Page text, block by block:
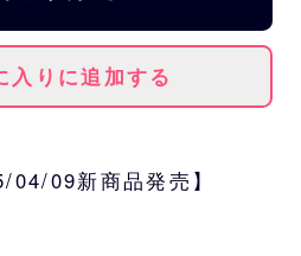
入りに追加する
09新商品発売】